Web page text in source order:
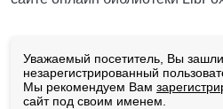
Уважаемый посетитель, Вы зашли
незарегистрированный
Мы рекомендуем Вам
сайт под своим именем.